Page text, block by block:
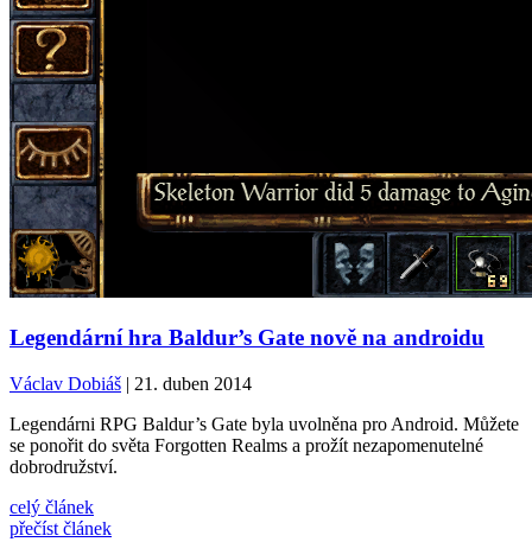
Legendární hra Baldur’s Gate nově na androidu
Václav Dobiáš| 21. duben 2014
Legendárni RPG Baldur’s Gate byla uvolněna pro Android. Můžete
se ponořit do světa Forgotten Realms a prožít nezapomenutelné
dobrodružství.
celý článek
přečíst článek